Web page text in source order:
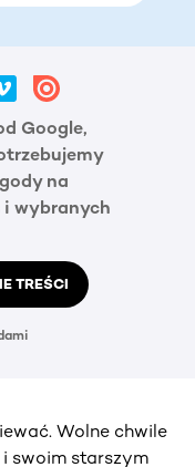
Google,
na
i wybranych
TREŚCI
Wolne chwile
swoim starszym